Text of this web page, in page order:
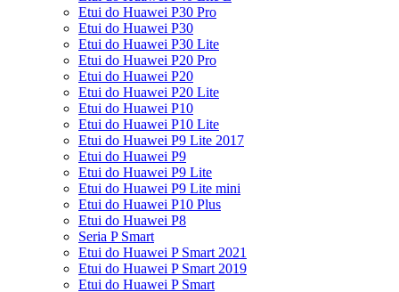
Etui do Huawei P30 Pro
Etui do Huawei P30
Etui do Huawei P30 Lite
Etui do Huawei P20 Pro
Etui do Huawei P20
Etui do Huawei P20 Lite
Etui do Huawei P10
Etui do Huawei P10 Lite
Etui do Huawei P9 Lite 2017
Etui do Huawei P9
Etui do Huawei P9 Lite
Etui do Huawei P9 Lite mini
Etui do Huawei P10 Plus
Etui do Huawei P8
Seria P Smart
Etui do Huawei P Smart 2021
Etui do Huawei P Smart 2019
Etui do Huawei P Smart